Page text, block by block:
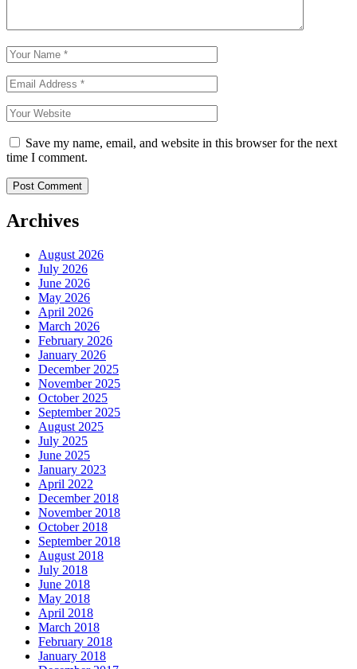
Save my name, email, and website in this browser for the next
time I comment.
Archives
August 2026
July 2026
June 2026
May 2026
April 2026
March 2026
February 2026
January 2026
December 2025
November 2025
October 2025
September 2025
August 2025
July 2025
June 2025
January 2023
April 2022
December 2018
November 2018
October 2018
September 2018
August 2018
July 2018
June 2018
May 2018
April 2018
March 2018
February 2018
January 2018